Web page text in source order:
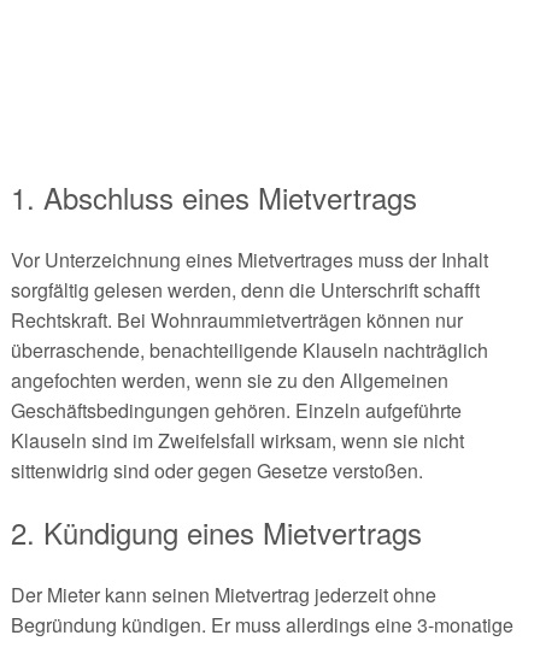
1. Abschluss eines Mietvertrags
Vor Unterzeichnung eines Mietvertrages muss der Inhalt
sorgfältig gelesen werden, denn die Unterschrift schafft
Rechtskraft. Bei Wohnraummietverträgen können nur
überraschende, benachteiligende Klauseln nachträglich
angefochten werden, wenn sie zu den Allgemeinen
Geschäftsbedingungen gehören. Einzeln aufgeführte
Klauseln sind im Zweifelsfall wirksam, wenn sie nicht
sittenwidrig sind oder gegen Gesetze verstoßen.
2. Kündigung eines Mietvertrags
Der Mieter kann seinen Mietvertrag jederzeit ohne
Begründung kündigen. Er muss allerdings eine 3-monatige